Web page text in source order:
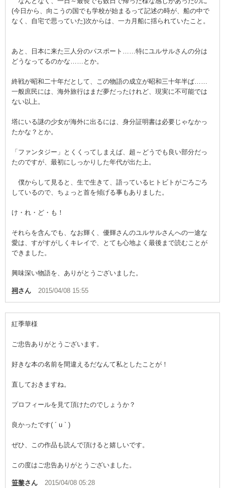
(今日から、向こうの国でも学校が始まるって記述の時が、船の中で
なく、自宅で思っていた)次からは、一カ月船に揺られていたこと。
あと、日本に来た三人分のパスポート……特にユルサルさんの分は
どうなってるのかな……とか。
終戦が昭和二十年だとして、この物語の成立が昭和三十年半ば……
一般庶民には、海外旅行はまだ夢だったけれど、現実に不可能では
ない以上。
塔にいる謎の少女が海外に出るには、身分証明書は必要じゃなかっ
たかな？とか。
「ファンタジー」とくくってしまえば、超～どうでも良い部分だっ
たのですが、最初にしっかりした年代が出た上。
僕からして見ると、生で生きて、語っているヒトビトがごろごろ
しているので、ちょっと首を傾げる事もありました。
け・れ・ど・も！
それらを含んでも、なお輝く、優輝さんのユルサルさんへの一途な
愛は、すがすがしくキレイで、とても心地よく最後まで読むことが
できました。
興味深い物語を、ありがとうございました。
祠さん 2015/04/08 15:55
紅季華様
ご忠告ありがとうございます。
好きな本の名前を間違えるだなんて私としたことが！
直しておきますね。
プロフィールを見て頂けたのでしょうか？
良かったです( ´ u ` )
ぜひ、この作品も読んで頂けると嬉しいです。
この度はご忠告ありがとうございました。
笹黎さん 2015/04/08 05:28